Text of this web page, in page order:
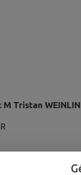
M Tristan